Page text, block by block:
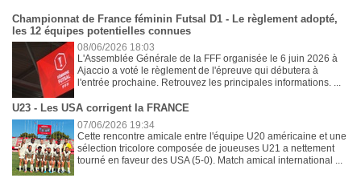
Championnat de France féminin Futsal D1 - Le règlement adopté,
les 12 équipes potentielles connues
08/06/2026 18:03
L'Assemblée Générale de la FFF organisée le 6 juin 2026 à
Ajaccio a voté le règlement de l'épreuve qui débutera à
l'entrée prochaine. Retrouvez les principales informations. ...
U23 - Les USA corrigent la FRANCE
07/06/2026 19:34
Cette rencontre amicale entre l'équipe U20 américaine et une
sélection tricolore composée de joueuses U21 a nettement
tourné en faveur des USA (5-0). Match amical international ...